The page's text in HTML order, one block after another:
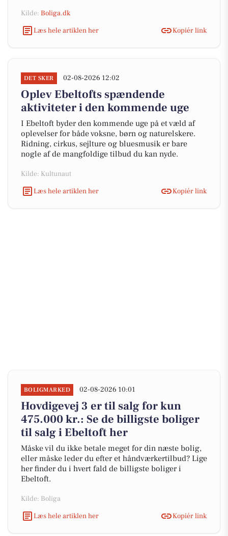
Kilde: Boliga.dk
Læs hele artiklen her
Kopiér link
DET SKER 02-08-2026 12:02
Oplev Ebeltofts spændende
aktiviteter i den kommende uge
I Ebeltoft byder den kommende uge på et væld af
oplevelser for både voksne, børn og naturelskere.
Ridning, cirkus, sejlture og bluesmusik er bare
nogle af de mangfoldige tilbud du kan nyde.
Kilde: Kultunaut
Læs hele artiklen her
Kopiér link
BOLIGMARKED 02-08-2026 10:01
Hovdigevej 3 er til salg for kun
475.000 kr.: Se de billigste boliger
til salg i Ebeltoft her
Måske vil du ikke betale meget for din næste bolig,
eller måske leder du efter et håndværkertilbud? Lige
her finder du i hvert fald de billigste boliger i
Ebeltoft.
Kilde: Boliga
Læs hele artiklen her
Kopiér link